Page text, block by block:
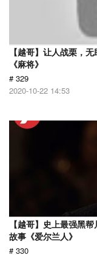
【越哥】让人战栗，
《麻将》
# 329
2020-10-22 14:53
【越哥】史上最强黑
故事《爱尔兰人》
# 330